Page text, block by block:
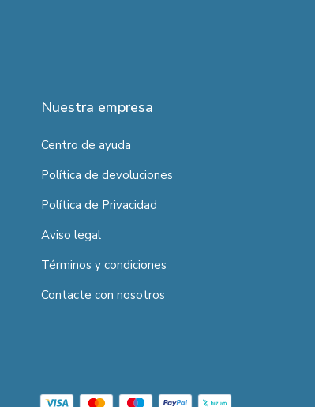
Nuestra empresa
Centro de ayuda
Política de devoluciones
Política de Privacidad
Aviso legal
Términos y condiciones
Contacte con nosotros